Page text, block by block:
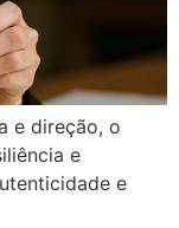
e direção, o
e
e